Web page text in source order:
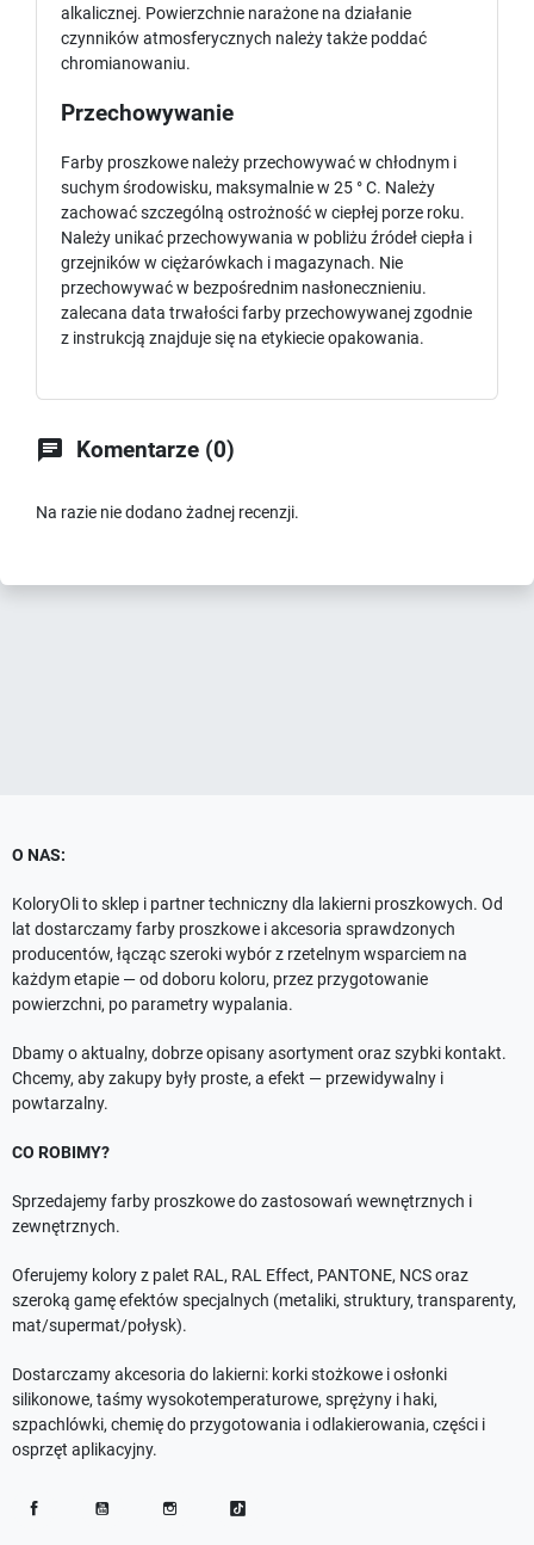
alkalicznej. Powierzchnie narażone na działanie
czynników atmosferycznych należy także poddać
chromianowaniu.
Przechowywanie
Farby proszkowe należy przechowywać w chłodnym i
suchym środowisku, maksymalnie w 25 ° C. Należy
zachować szczególną ostrożność w ciepłej porze roku.
Należy unikać przechowywania w pobliżu źródeł ciepła i
grzejników w ciężarówkach i magazynach. Nie
przechowywać w bezpośrednim nasłonecznieniu.
zalecana data trwałości farby przechowywanej zgodnie
z instrukcją znajduje się na etykiecie opakowania.
 Komentarze (0)
Na razie nie dodano żadnej recenzji.
O NAS:
KoloryOli to sklep i partner techniczny dla lakierni proszkowych. Od
lat dostarczamy farby proszkowe i akcesoria sprawdzonych
producentów, łącząc szeroki wybór z rzetelnym wsparciem na
każdym etapie — od doboru koloru, przez przygotowanie
powierzchni, po parametry wypalania.
Dbamy o aktualny, dobrze opisany asortyment oraz szybki kontakt.
Chcemy, aby zakupy były proste, a efekt — przewidywalny i
powtarzalny.
CO ROBIMY?
Sprzedajemy farby proszkowe do zastosowań wewnętrznych i
zewnętrznych.
Oferujemy kolory z palet RAL, RAL Effect, PANTONE, NCS oraz
szeroką gamę efektów specjalnych (metaliki, struktury, transparenty,
mat/supermat/połysk).
Dostarczamy akcesoria do lakierni: korki stożkowe i osłonki
silikonowe, taśmy wysokotemperaturowe, sprężyny i haki,
szpachlówki, chemię do przygotowania i odlakierowania, części i
osprzęt aplikacyjny.